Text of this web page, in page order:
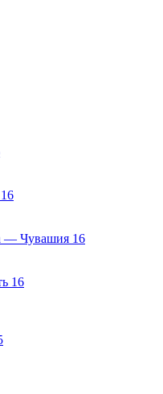
16
— Чувашия 16
16